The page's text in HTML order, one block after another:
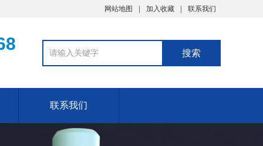
网站地图 加入收藏 联系我们
联系我们